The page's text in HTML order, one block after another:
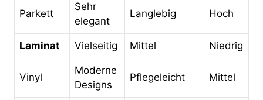
Parkett
Sehr
elegant
Langlebig Hoch
Laminat Vielseitig Mittel Niedrig
Vinyl
Moderne
Designs
Pflegeleicht Mittel